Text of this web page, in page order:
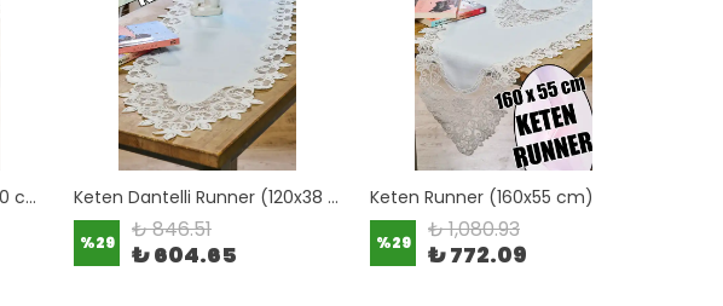
Trnje Örme Runner (100x40 cm) Keten Dantelli Runner (120x38 cm)
%29 ₺ 846.51
₺ 604.65
Keten Runner (160x55 cm)
%29 ₺ 1,080.93
₺ 772.09